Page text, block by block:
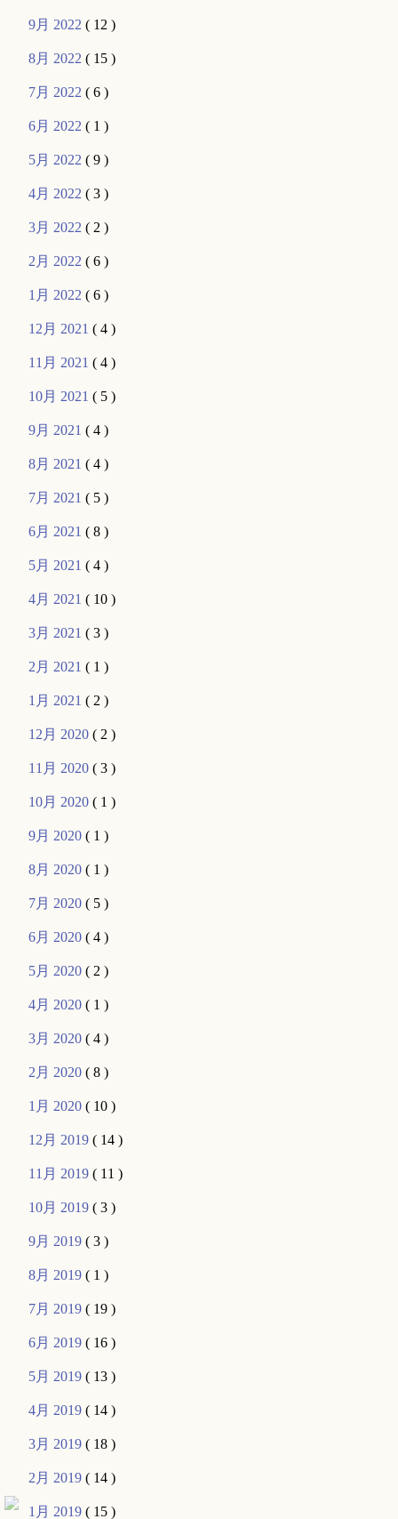
9月 2022( 12 )
8月 2022( 15 )
7月 2022( 6 )
6月 2022( 1 )
5月 2022( 9 )
4月 2022( 3 )
3月 2022( 2 )
2月 2022( 6 )
1月 2022( 6 )
12月 2021( 4 )
11月 2021( 4 )
10月 2021( 5 )
9月 2021( 4 )
8月 2021( 4 )
7月 2021( 5 )
6月 2021( 8 )
5月 2021( 4 )
4月 2021( 10 )
3月 2021( 3 )
2月 2021( 1 )
1月 2021( 2 )
12月 2020( 2 )
11月 2020( 3 )
10月 2020( 1 )
9月 2020( 1 )
8月 2020( 1 )
7月 2020( 5 )
6月 2020( 4 )
5月 2020( 2 )
4月 2020( 1 )
3月 2020( 4 )
2月 2020( 8 )
1月 2020( 10 )
12月 2019( 14 )
11月 2019( 11 )
10月 2019( 3 )
9月 2019( 3 )
8月 2019( 1 )
7月 2019( 19 )
6月 2019( 16 )
5月 2019( 13 )
4月 2019( 14 )
3月 2019( 18 )
2月 2019( 14 )
1月 2019( 15 )